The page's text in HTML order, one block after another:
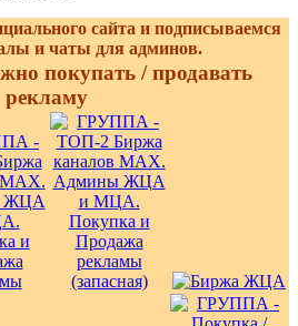
сайта и подписываемся
и чаты для админов.
покупать / продавать
рекламу